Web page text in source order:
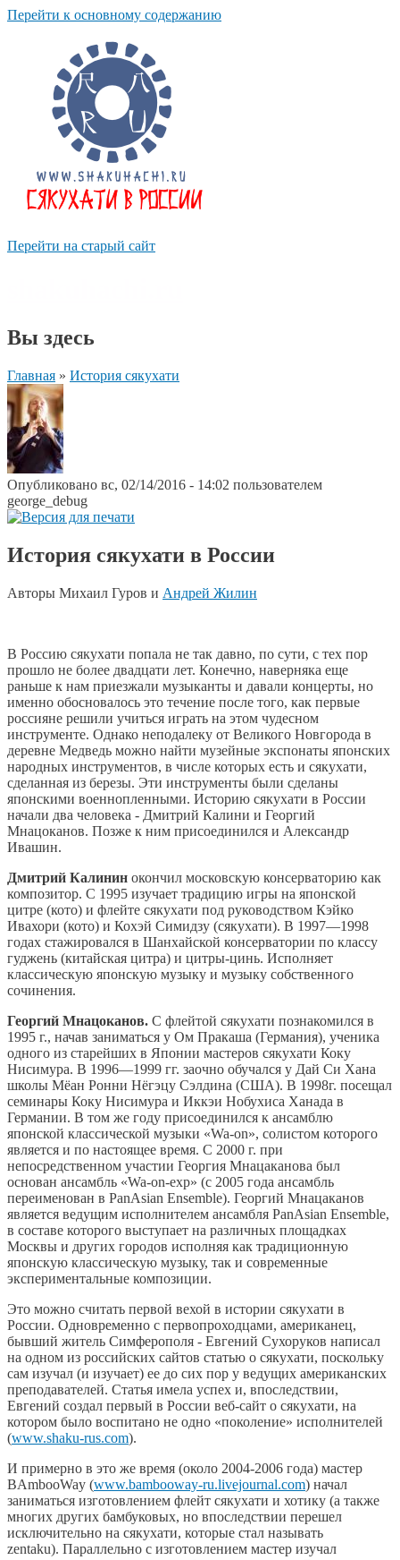
Перейти к основному содержанию
Перейти на старый сайт
Вы здесь
Главная » История сякухати
Опубликовано вс, 02/14/2016 - 14:02 пользователем
george_debug
История сякухати в России
Авторы Михаил Гуров и Андрей Жилин
В Россию сякухати попала не так давно, по сути, с тех пор
прошло не более двадцати лет. Конечно, наверняка еще
раньше к нам приезжали музыканты и давали концерты, но
именно обосновалось это течение после того, как первые
россияне решили учиться играть на этом чудесном
инструменте. Однако неподалеку от Великого Новгорода в
деревне Медведь можно найти музейные экспонаты японских
народных инструментов, в числе которых есть и сякухати,
сделанная из березы. Эти инструменты были сделаны
японскими военнопленными. Историю сякухати в России
начали два человека - Дмитрий Калини и Георгий
Мнацоканов. Позже к ним присоединился и Александр
Ивашин.
Дмитрий Калинин окончил московскую консерваторию как
композитор. С 1995 изучает традицию игры на японской
цитре (кото) и флейте сякухати под руководством Кэйко
Ивахори (кото) и Кохэй Симидзу (сякухати). В 1997—1998
годах стажировался в Шанхайской консерватории по классу
гуджень (китайская цитра) и цитры-цинь. Исполняет
классическую японскую музыку и музыку собственного
сочинения.
Георгий Мнацоканов. С флейтой сякухати познакомился в
1995 г., начав заниматься у Ом Пракаша (Германия), ученика
одного из старейших в Японии мастеров сякухати Коку
Нисимура. В 1996—1999 гг. заочно обучался у Дай Си Хана
школы Мёан Ронни Нёгэцу Сэлдина (США). В 1998г. посещал
семинары Коку Нисимура и Иккэи Нобухиса Ханада в
Германии. В том же году присоединился к ансамблю
японской классической музыки «Wa-on», солистом которого
является и по настоящее время. С 2000 г. при
непосредственном участии Георгия Мнацаканова был
основан ансамбль «Wa-on-exp» (с 2005 года ансамбль
переименован в PanAsian Ensemble). Георгий Мнацаканов
является ведущим исполнителем ансамбля PanAsian Ensemble,
в составе которого выступает на различных площадках
Москвы и других городов исполняя как традиционную
японскую классическую музыку, так и современные
экспериментальные композиции.
Это можно считать первой вехой в истории сякухати в
России. Одновременно с первопроходцами, американец,
бывший житель Симферополя - Евгений Сухоруков написал
на одном из российских сайтов статью о сякухати, поскольку
сам изучал (и изучает) ее до сих пор у ведущих американских
преподавателей. Статья имела успех и, впоследствии,
Евгений создал первый в России веб-сайт о сякухати, на
котором было воспитано не одно «поколение» исполнителей
(www.shaku-rus.com).
И примерно в это же время (около 2004-2006 года) мастер
BAmbooWay (www.bambooway-ru.livejournal.com) начал
заниматься изготовлением флейт сякухати и хотику (а также
многих других бамбуковых, но впоследствии перешел
исключительно на сякухати, которые стал называть
zentaku). Параллельно с изготовлением мастер изучал